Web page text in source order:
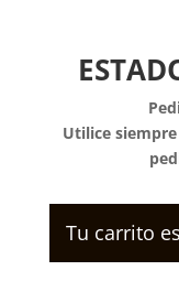
Utilice
Tu carrito